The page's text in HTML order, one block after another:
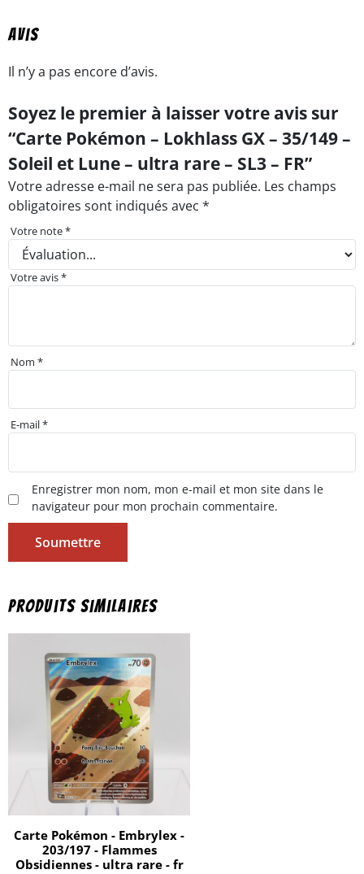
Avis
Il n’y a pas encore d’avis.
Soyez le premier à laisser votre avis sur
“Carte Pokémon – Lokhlass GX – 35/149 –
Soleil et Lune – ultra rare – SL3 – FR”
Votre adresse e-mail ne sera pas publiée. Les champs
obligatoires sont indiqués avec *
Votre note*
Votre avis*
Nom*
E-mail*
Enregistrer mon nom, mon e-mail et mon site dans le
navigateur pour mon prochain commentaire.
Produits similaires
Carte Pokémon - Embrylex -
203/197 - Flammes
Obsidiennes - ultra rare - fr